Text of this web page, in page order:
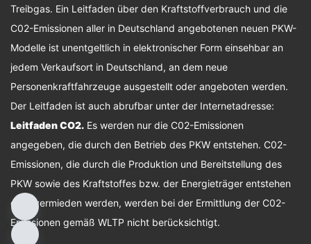
Treibgas. Ein Leitfaden über den Kraftstoffverbrauch und die
C02-Emissionen aller in Deutschland angebotenen neuen PKW-
Modelle ist unentgeltlich in elektronischer Form einsehbar an
jedem Verkaufsort in Deutschland, an dem neue
Personenkraftfahrzeuge ausgestellt oder angeboten werden.
Der Leitfaden ist auch abrufbar unter der Internetadresse:
Leitfaden CO2. Es werden nur die C02-Emissionen
angegeben, die durch den Betrieb des PKW entstehen. C02-
Emissionen, die durch die Produktion und Bereitstellung des
PKW sowie des Kraftstoffes bzw. der Energieträger entstehen
oder vermieden werden, werden bei der Ermittlung der C02-
Emissionen gemäß WLTP nicht berücksichtigt.